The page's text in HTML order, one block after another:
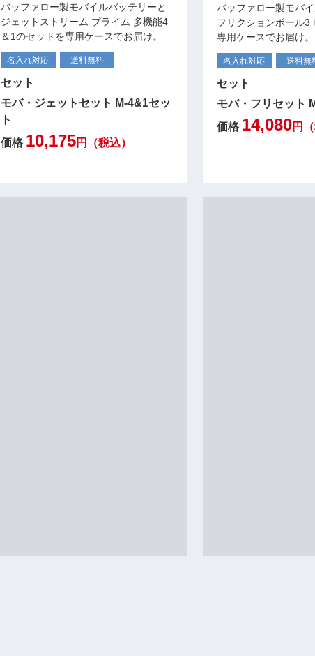
バッファロー製モバイルバッテリーと
ジェットストリーム プライム 多機能4
＆1のセットを専用ケースでお届け。
名入れ対応 送料無料
セット
モバ・ジェットセット M-4&1セッ
ト
価格 10,175円（税込）
バッファロー製モバ
フリクションボール3
専用ケースでお届け。
名入れ対応 送料無
セット
モバ・フリセット
価格 14,080円